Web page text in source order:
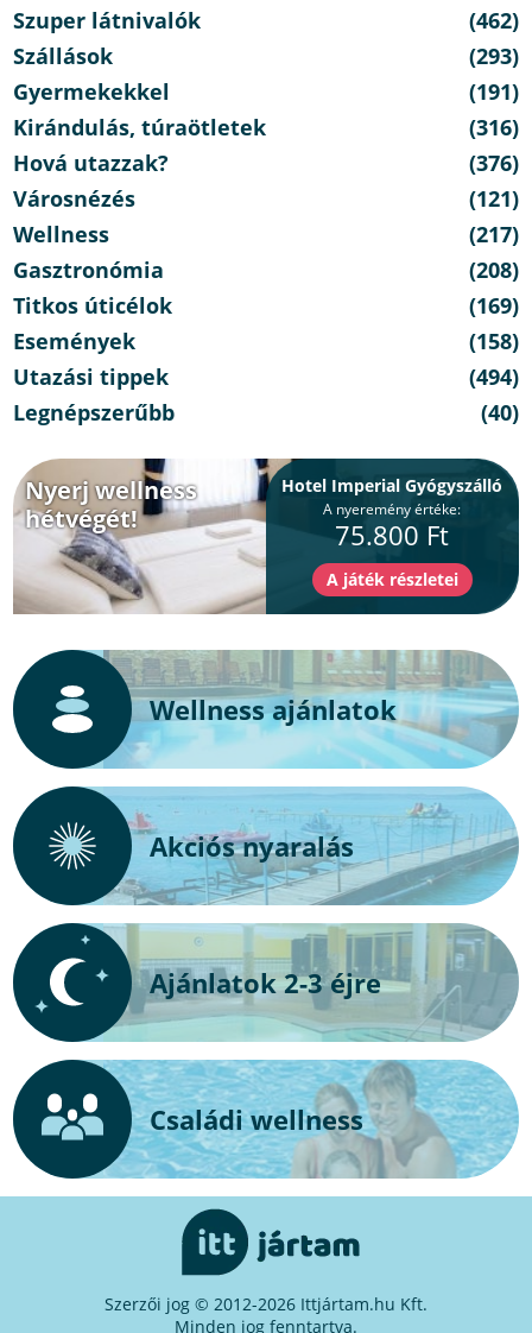
Szuper látnivalók
(462)
Szállások
(293)
Gyermekekkel
(191)
Kirándulás, túraötletek
(316)
Hová utazzak?
(376)
Városnézés
(121)
Wellness
(217)
Gasztronómia
(208)
Titkos úticélok
(169)
Események
(158)
Utazási tippek
(494)
Legnépszerűbb
(40)
Nyerj wellness
hétvégét!
Hotel Imperial Gyógyszálló
A nyeremény értéke:
75.800 Ft
Wellness ajánlatok
Akciós nyaralás
Ajánlatok 2-3 éjre
Családi wellness
Szerzői jog © 2012-2026 Ittjártam.hu Kft.
Minden jog fenntartva.